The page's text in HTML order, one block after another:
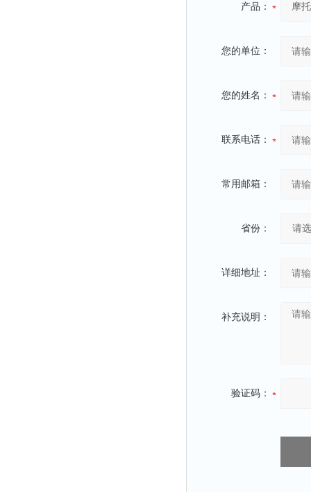
产品：
您的单位：
您的姓名：
联系电话：
常用邮箱：
省份：
详细地址：
补充说明：
验证码：